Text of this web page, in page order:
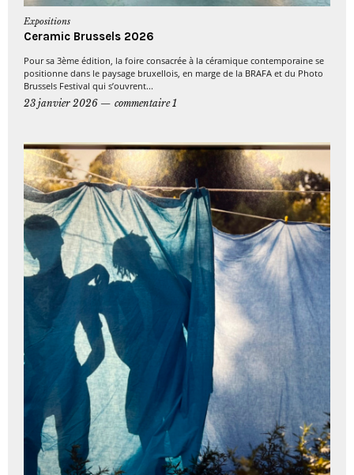
Expositions
Ceramic Brussels 2026
Pour sa 3ème édition, la foire consacrée à la céramique contemporaine se
positionne dans le paysage bruxellois, en marge de la BRAFA et du Photo
Brussels Festival qui s’ouvrent...
23 janvier 2026
commentaire 1